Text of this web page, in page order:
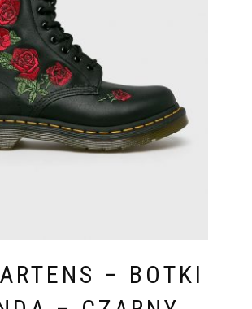
– BOTKI